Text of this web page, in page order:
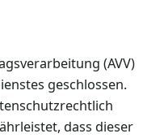
(AVV)
geschlossen.
dass dieser